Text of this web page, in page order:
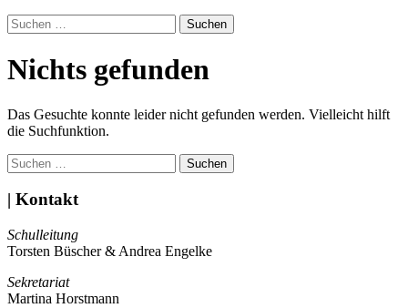
Suchen
nach:
Nichts gefunden
Das Gesuchte konnte leider nicht gefunden werden. Vielleicht hilft
die Suchfunktion.
Suchen
nach:
| Kontakt
Schulleitung
Torsten Büscher & Andrea Engelke
Sekretariat
Martina Horstmann